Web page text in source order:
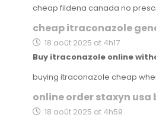
cheap fildena canada no
cheap itraconazole
18 août 2025 at 4h17
Buy itraconazole online
buying itraconazole cheap
online order staxyn usa
18 août 2025 at 4h59